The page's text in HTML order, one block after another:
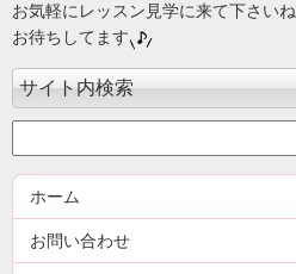
お気軽にレッスン見学に来て下さいね
お待ちしてます
サイト内検索
ホーム
お問い合わせ